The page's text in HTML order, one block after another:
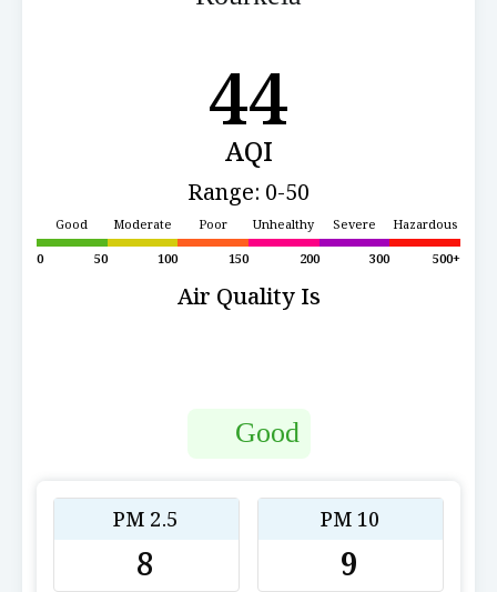
44
AQI
Range: 0-50
Good
0
50
Moderate
100
Poor
150
Unhealthy
200
Severe
300
Hazardous
500+
Air Quality Is
Good
PM 2.5
8
PM 10
9